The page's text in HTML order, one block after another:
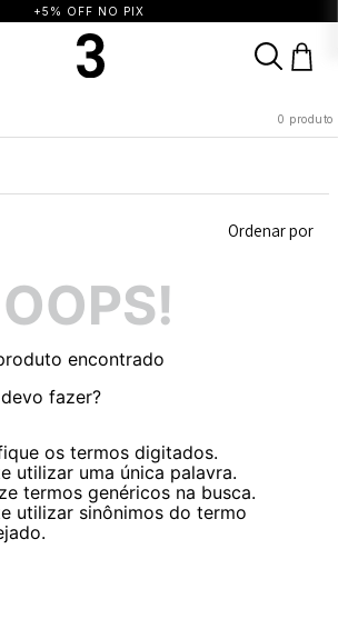
+5% OFF NO PIX
0 produto
Ordenar por
OOPS!
encontrado
fazer?
os termos digitados.
utilizar uma única palavra.
termos genéricos na busca.
utilizar sinônimos do termo
vestidos